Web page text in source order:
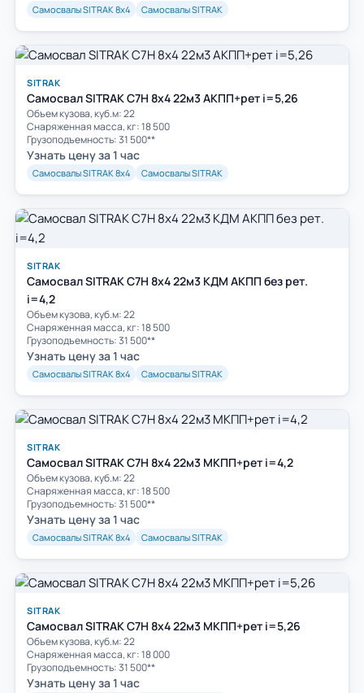
Самосвалы SITRAK 8х4 Самосвалы SITRAK
SITRAK
Самосвал SITRAK C7H 8x4 22м3 АКПП+рет i=5,26
Объем кузова, куб.м: 22
Cнаряженная масса, кг: 18 500
Грузоподъемность: 31 500**
Узнать цену за 1 час
Самосвалы SITRAK 8х4 Самосвалы SITRAK
SITRAK
Самосвал SITRAK C7H 8x4 22м3 КДМ АКПП без рет.
i=4,2
Объем кузова, куб.м: 22
Cнаряженная масса, кг: 18 500
Грузоподъемность: 31 500**
Узнать цену за 1 час
Самосвалы SITRAK 8х4 Самосвалы SITRAK
SITRAK
Самосвал SITRAK C7H 8x4 22м3 МКПП+рет i=4,2
Объем кузова, куб.м: 22
Cнаряженная масса, кг: 18 500
Грузоподъемность: 31 500**
Узнать цену за 1 час
Самосвалы SITRAK 8х4 Самосвалы SITRAK
SITRAK
Самосвал SITRAK C7H 8x4 22м3 МКПП+рет i=5,26
Объем кузова, куб.м: 22
Cнаряженная масса, кг: 18 000
Грузоподъемность: 31 500**
Узнать цену за 1 час